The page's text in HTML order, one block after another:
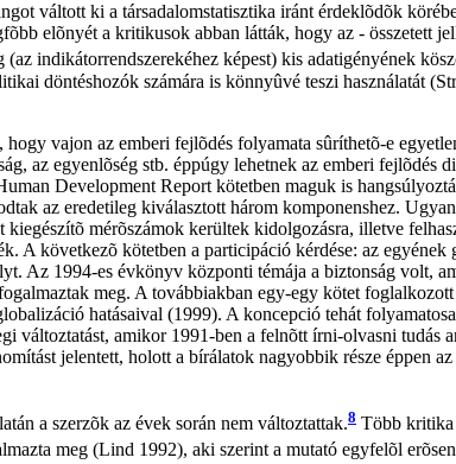
váltott ki a társadalomstatisztika iránt érdeklõdõk
elõnyét a kritikusok abban látták, hogy az - összetett
indikátorrendszerekéhez képest) kis adatigényének
döntéshozók számára is könnyûvé teszi használatát
vajon az emberi fejlõdés folyamata sûríthetõ-e
az egyenlõség stb. éppúgy lehetnek az emberi fejlõdés
Development Report kötetben maguk is
az eredetileg kiválasztott három komponenshez.
mérõszámok kerültek kidolgozásra, illetve
A következõ kötetben a participáció kérdése: az egyének
Az 1994-es évkönyv központi témája a biztonság volt,
meg. A továbbiakban egy-egy kötet
hatásaival (1999). A koncepció tehát
változtatást, amikor 1991-ben a felnõtt írni-olvasni tudás
jelentett, holott a bírálatok nagyobbik része éppen
a szerzõk az évek során nem változtattak.8 Több kritika
meg (Lind 1992), aki szerint a mutató egyfelõl